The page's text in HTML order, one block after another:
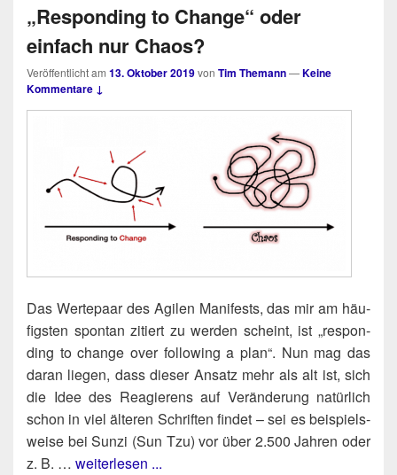
„Responding to Change“ oder
einfach nur Chaos?
Veröffentlicht am 13. Oktober 2019von Tim Themann—Keine
Kommentare ↓
Das Wer­te­paar des Agi­len Mani­fests, das mir am häu­
figs­ten spon­tan zitiert zu wer­den scheint, ist „respon­
ding to chan­ge over fol­lo­wing a plan“. Nun mag das
dar­an lie­gen, dass die­ser Ansatz mehr als alt ist, sich
die Idee des Reagie­rens auf Ver­än­de­rung natür­lich
schon in viel älte­ren Schrif­ten fin­det – sei es bei­spiels­
wei­se bei Sun­zi (Sun Tzu) vor über 2.500 Jah­ren oder
z. B. … weiterlesen ...